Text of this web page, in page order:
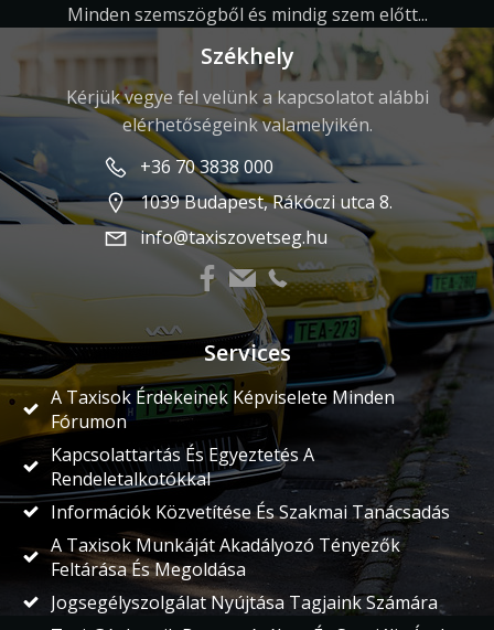
Minden szemszögből és mindig szem előtt...
Székhely
Kérjük vegye fel velünk a kapcsolatot alábbi
elérhetőségeink valamelyikén.
+36 70 3838 000
1039 Budapest, Rákóczi utca 8.
info@taxiszovetseg.hu
Services
A Taxisok Érdekeinek Képviselete Minden
Fórumon
Kapcsolattartás És Egyeztetés A
Rendeletalkotókkal
Információk Közvetítése És Szakmai Tanácsadás
A Taxisok Munkáját Akadályozó Tényezők
Feltárása És Megoldása
Jogsegélyszolgálat Nyújtása Tagjaink Számára